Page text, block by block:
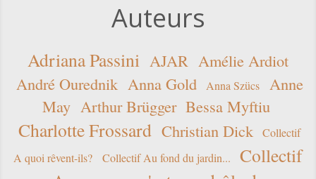
Auteurs
Adriana Passini AJAR Amélie Ardiot
André Ourednik Anna Gold Anna Szücs
Anne
May Arthur Brügger Bessa Myftiu
Charlotte Frossard Christian Dick
Collectif
A quoi rêvent-ils?
Collectif Au fond du jardin...
Collectif